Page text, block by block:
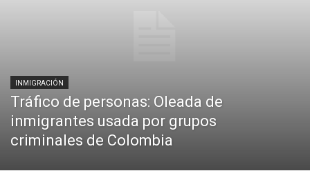
INMIGRACIÓN
Tráfico de personas: Oleada de
inmigrantes usada por grupos
criminales de Colombia